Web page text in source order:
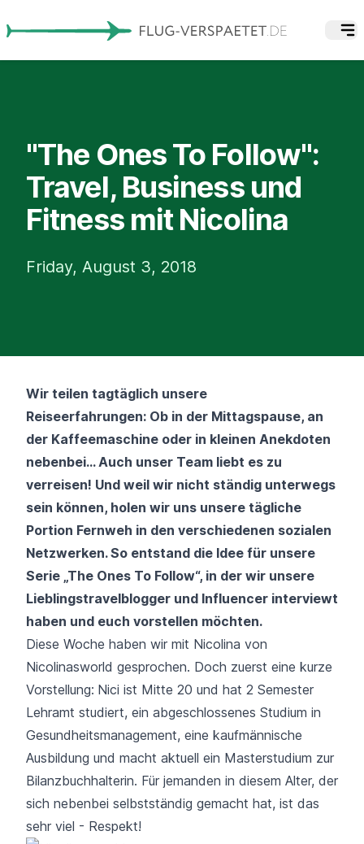
"The Ones To Follow":
Travel, Business und
Fitness mit Nicolina
Friday, August 3, 2018
Wir teilen tagtäglich unsere
Reiseerfahrungen: Ob in der Mittagspause, an
der Kaffeemaschine oder in kleinen Anekdoten
nebenbei… Auch unser Team liebt es zu
verreisen! Und weil wir nicht ständig unterwegs
sein können, holen wir uns unsere tägliche
Portion Fernweh in den verschiedenen sozialen
Netzwerken. So entstand die Idee für unsere
Serie „The Ones To Follow“, in der wir unsere
Lieblingstravelblogger und Influencer interviewt
haben und euch vorstellen möchten.
Diese Woche haben wir mit Nicolina von
Nicolinasworld gesprochen. Doch zuerst eine kurze
Vorstellung: Nici ist Mitte 20 und hat 2 Semester
Lehramt studiert, ein abgeschlossenes Studium in
Gesundheitsmanagement, eine kaufmännische
Ausbildung und macht aktuell ein Masterstudium zur
Bilanzbuchhalterin. Für jemanden in diesem Alter, der
sich nebenbei selbstständig gemacht hat, ist das
sehr viel - Respekt!